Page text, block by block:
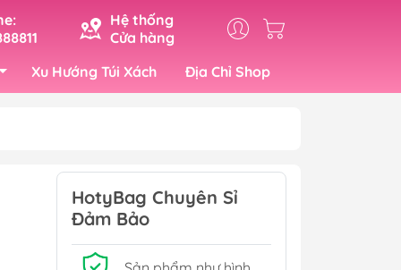
Hệ thống
Cửa hàng
(42cm)
Card Thẻ Cứng Các Hãng
Ruy Băng Hàng Hiệu
Hóa Đơn Các Hãng
Tem Dán Giấy Nến
Xu Hướng Túi Xách Địa Chỉ Shop
HotyBag Chuyên Sỉ
Đảm Bảo